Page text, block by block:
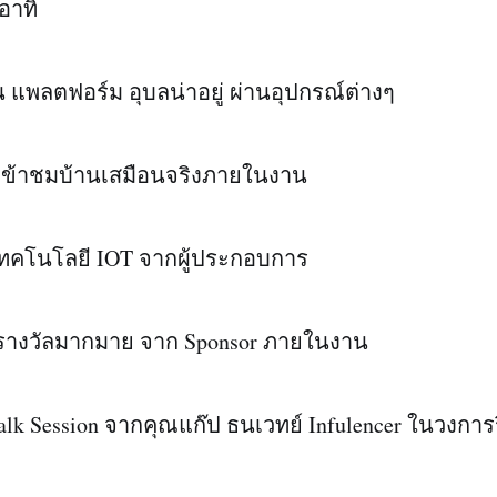
าทิ
แพลตฟอร์ม อุบลน่าอยู่ ผ่านอุปกรณ์ต่างๆ
ข้าชมบ้านเสมือนจริงภายในงาน
โนโลยี IOT จากผู้ประกอบการ
งวัลมากมาย จาก Sponsor ภายในงาน
Session จากคุณแก๊ป ธนเวทย์ Infulencer ในวงกา